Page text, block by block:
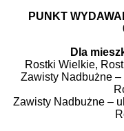
PUNKT
Dla
Rostki Wielkie,
Zawisty Nadbużne
Zawisty Nadbużne –